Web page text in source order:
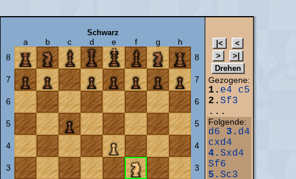
Schwarz
a b c d e f g
h
8
8
7 7
6 6
5 5
4 4
3 3
Gezogene:
1. e4
c5
2. Sf3
...
Folgende:
d6 3. d4
cxd4
4. Sxd4
Sf6
5. Sc3